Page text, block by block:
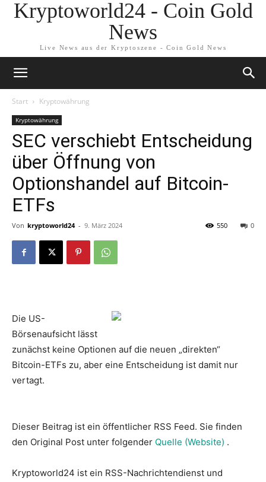
Kryptoworld24 - Coin Gold
News
Live News aus der Kryptoszene - Coin Gold News
Start Kryptowährung
Kryptowährung
SEC verschiebt Entscheidung
über Öffnung von
Optionshandel auf Bitcoin-
ETFs
Von kryptoworld24 - 9. März 2024 0
550
Die US-
Börsenaufsicht lässt
zunächst keine Optionen auf die neuen „direkten“
Bitcoin-ETFs zu, aber eine Entscheidung ist damit nur
vertagt.
Dieser Beitrag ist ein öffentlicher RSS Feed. Sie finden
den Original Post unter folgender Quelle (Website) .
Kryptoworld24 ist ein RSS-Nachrichtendienst und